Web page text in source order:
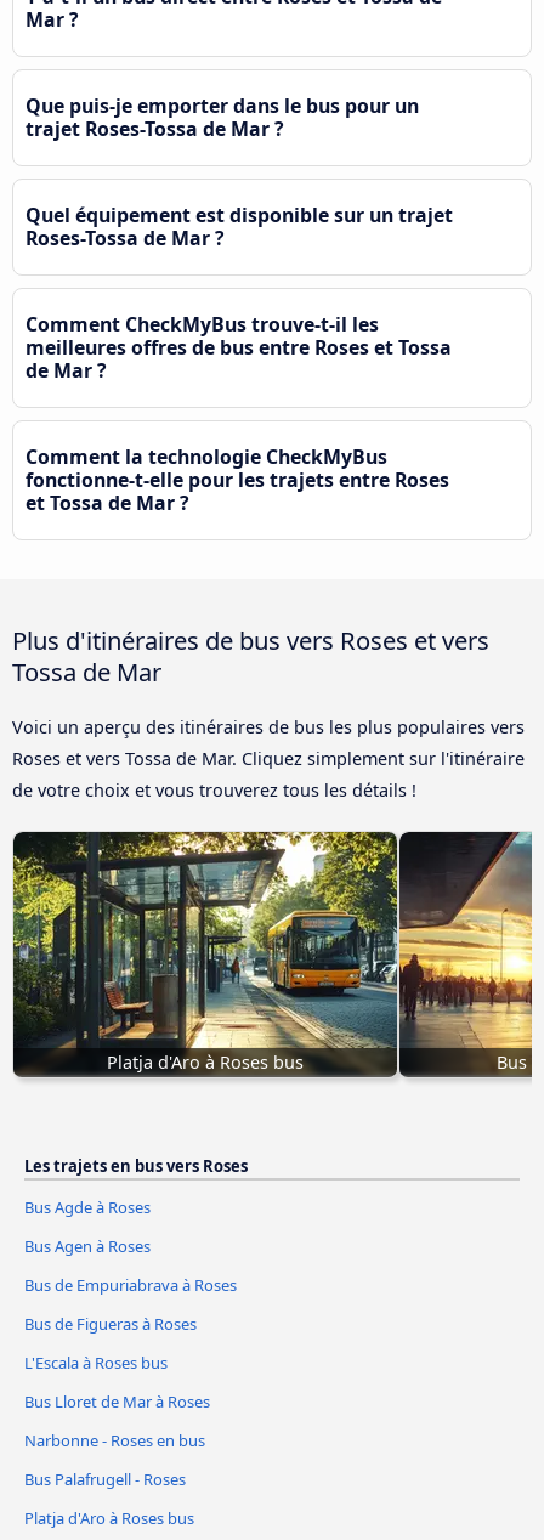
Mar ?
Que puis-je emporter dans le bus pour un
trajet Roses-Tossa de Mar ?
Quel équipement est disponible sur un trajet
Roses-Tossa de Mar ?
Comment CheckMyBus trouve-t-il les
meilleures offres de bus entre Roses et Tossa
de Mar ?
Comment la technologie CheckMyBus
fonctionne-t-elle pour les trajets entre Roses
et Tossa de Mar ?
Plus d'itinéraires de bus vers Roses et vers
Tossa de Mar
Voici un aperçu des itinéraires de bus les plus populaires vers
Roses et vers Tossa de Mar. Cliquez simplement sur l'itinéraire
de votre choix et vous trouverez tous les détails !
Platja d'Aro à Roses bus Bus
Les trajets en bus vers Roses
Bus Agde à Roses
Bus Agen à Roses
Bus de Empuriabrava à Roses
Bus de Figueras à Roses
L'Escala à Roses bus
Bus Lloret de Mar à Roses
Narbonne - Roses en bus
Bus Palafrugell - Roses
Platja d'Aro à Roses bus